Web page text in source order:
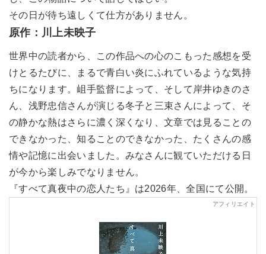
その日が待ち遠しくて仕方がありません。
原作：川上未映子
世界中の読者から、この作品への心のこもった感想を受
けとるたびに、まるで青白い炎にふれているような気持
ちになります。岨手監督によって、そして岸井ゆきのさ
ん、浅野忠信さんが演じる冬子と三束さんによって、そ
の静かな熱はさらに濃く深くなり、文章では見ることの
できなかった、知ることのできなかった、たくさんの感
情や記憶に出会いました。みなさんに観ていただける日
が今から楽しみでなりません。
『すべて真夜中の恋人たち』は2026年、全国にて公開。